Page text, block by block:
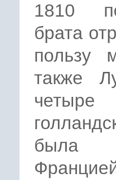
1810
брата
пользу
также
четыре
была